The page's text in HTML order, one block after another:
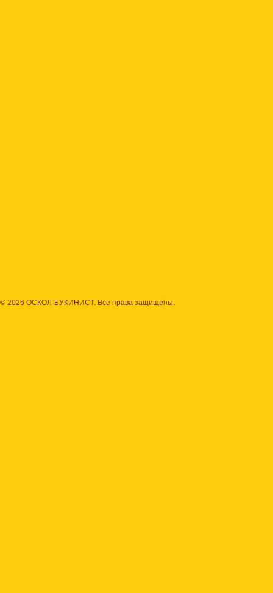
© 2026 ОСКОЛ-БУКИНИСТ. Все права защищены.